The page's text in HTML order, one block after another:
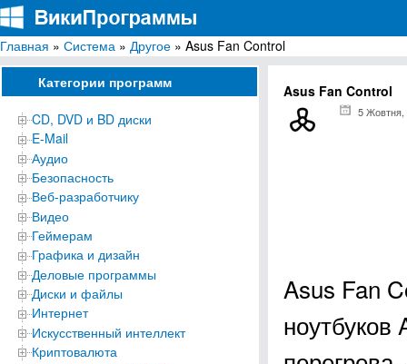
ВикиПрограммы
Энциклопедия бесплатных компьютерных программ для Windows
Главная » Система » Другое » Asus Fan Control
Категории программ
CD, DVD и BD диски
E-Mail
Аудио
Безопасность
Веб-разработчику
Видео
Геймерам
Графика и дизайн
Деловые программы
Диски и файлы
Интернет
Искусственный интеллект
Криптовалюта
Asus Fan Control
5 Жовтня,
Asus Fan